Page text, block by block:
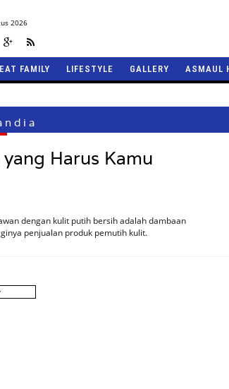
2026
FAMILY LIFESTYLE GALLERY ASMAUL
Harus Kamu
dengan kulit putih bersih adalah dambaan
penjualan produk pemutih kulit.